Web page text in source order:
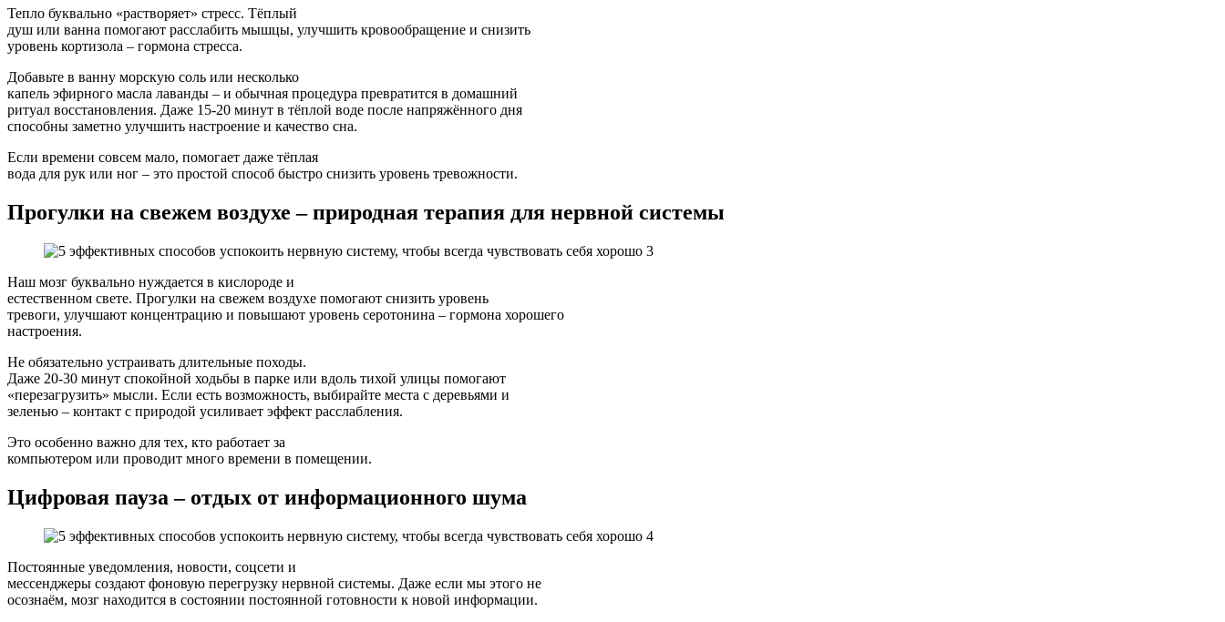
Тепло буквально «растворяет» стресс. Тёплый
душ или ванна помогают расслабить мышцы, улучшить кровообращение и снизить
уровень кортизола – гормона стресса.
Добавьте в ванну морскую соль или несколько
капель эфирного масла лаванды – и обычная процедура превратится в домашний
ритуал восстановления. Даже 15-20 минут в тёплой воде после напряжённого дня
способны заметно улучшить настроение и качество сна.
Если времени совсем мало, помогает даже тёплая
вода для рук или ног – это простой способ быстро снизить уровень тревожности.
Прогулки на свежем воздухе – природная терапия для нервной системы
Наш мозг буквально нуждается в кислороде и
естественном свете. Прогулки на свежем воздухе помогают снизить уровень
тревоги, улучшают концентрацию и повышают уровень серотонина – гормона хорошего
настроения.
Не обязательно устраивать длительные походы.
Даже 20-30 минут спокойной ходьбы в парке или вдоль тихой улицы помогают
«перезагрузить» мысли. Если есть возможность, выбирайте места с деревьями и
зеленью – контакт с природой усиливает эффект расслабления.
Это особенно важно для тех, кто работает за
компьютером или проводит много времени в помещении.
Цифровая пауза – отдых от информационного шума
Постоянные уведомления, новости, соцсети и
мессенджеры создают фоновую перегрузку нервной системы. Даже если мы этого не
осознаём, мозг находится в состоянии постоянной готовности к новой информации.